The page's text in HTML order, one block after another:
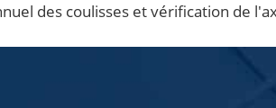
des coulisses et vérification de